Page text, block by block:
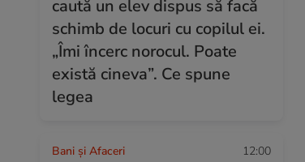
caută un elev dispus să facă
schimb de locuri cu copilul ei.
„Îmi încerc norocul. Poate
există cineva”. Ce spune
legea
Bani și Afaceri 12:00